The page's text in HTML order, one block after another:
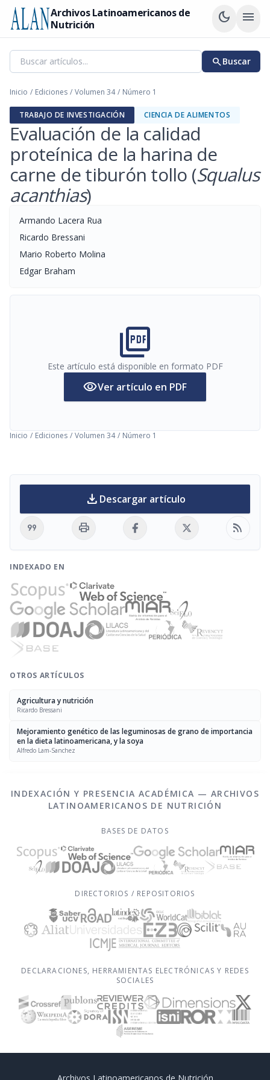
Archivos Latinoamericanos de
Nutrición
dark_mode menu
searchBuscar
Inicio / Ediciones / Volumen 34 / Número 1
TRABAJO DE INVESTIGACIÓN CIENCIA DE ALIMENTOS
Evaluación de la calidad
proteínica de la harina de
carne de tiburón tollo (Squalus
acanthias)
Armando Lacera Rua
Ricardo Bressani
Mario Roberto Molina
Edgar Braham
picture_as_pdf
Este artículo está disponible en formato PDF
visibilityVer artículo en PDF
Inicio / Ediciones / Volumen 34 / Número 1
download Descargar artículo
format_quote print rss_feed
INDEXADO EN
OTROS ARTÍCULOS
Agricultura y nutrición
Ricardo Bressani
Mejoramiento genético de las leguminosas de grano de importancia
en la dieta latinoamericana, y la soya
Alfredo Lam-Sanchez
INDEXACIÓN Y PRESENCIA ACADÉMICA — ARCHIVOS
LATINOAMERICANOS DE NUTRICIÓN
BASES DE DATOS
DIRECTORIOS / REPOSITORIOS
DECLARACIONES, HERRAMIENTAS ELECTRÓNICAS Y REDES
SOCIALES